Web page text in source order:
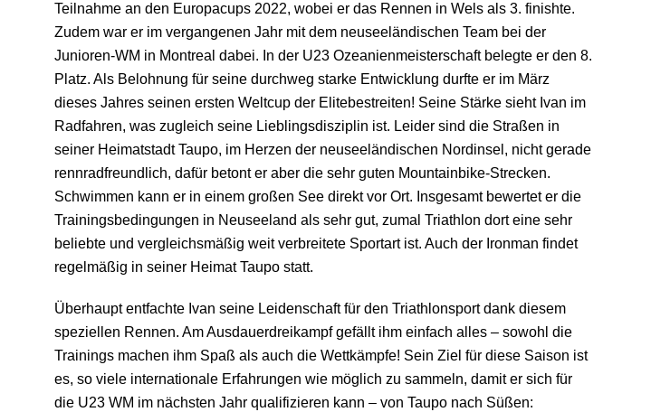
Teilnahme an den Europacups 2022, wobei er das Rennen in Wels als 3. finishte.
Zudem war er im vergangenen Jahr mit dem neuseeländischen Team bei der
Junioren-WM in Montreal dabei. In der U23 Ozeanienmeisterschaft belegte er den 8.
Platz. Als Belohnung für seine durchweg starke Entwicklung durfte er im März
dieses Jahres seinen ersten Weltcup der Elitebestreiten! Seine Stärke sieht Ivan im
Radfahren, was zugleich seine Lieblingsdisziplin ist. Leider sind die Straßen in
seiner Heimatstadt Taupo, im Herzen der neuseeländischen Nordinsel, nicht gerade
rennradfreundlich, dafür betont er aber die sehr guten Mountainbike-Strecken.
Schwimmen kann er in einem großen See direkt vor Ort. Insgesamt bewertet er die
Trainingsbedingungen in Neuseeland als sehr gut, zumal Triathlon dort eine sehr
beliebte und vergleichsmäßig weit verbreitete Sportart ist. Auch der Ironman findet
regelmäßig in seiner Heimat Taupo statt.
Überhaupt entfachte Ivan seine Leidenschaft für den Triathlonsport dank diesem
speziellen Rennen. Am Ausdauerdreikampf gefällt ihm einfach alles – sowohl die
Trainings machen ihm Spaß als auch die Wettkämpfe! Sein Ziel für diese Saison ist
es, so viele internationale Erfahrungen wie möglich zu sammeln, damit er sich für
die U23 WM im nächsten Jahr qualifizieren kann – von Taupo nach Süßen: